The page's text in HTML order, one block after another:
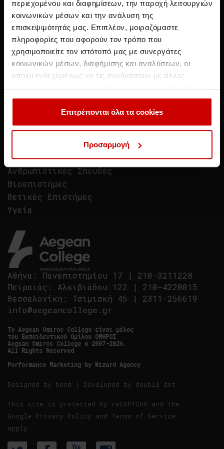
περιεχομένου και διαφημίσεων, την παροχή λειτουργιών
κοινωνικών μέσων και την ανάλυση της
επισκεψιμότητάς μας. Επιπλέον, μοιραζόμαστε
πληροφορίες που αφορούν τον τρόπο που
χρησιμοποιείτε τον ιστότοπό μας με συνεργάτες
κοινωνικών μέσων, διαφήμισης και αναλύσεων, οι
οποίοι ενδεχομένως να τις συνδυάσουν με άλλες
έχουν συλλέξει σε σχέση με την από μέρους σας χρήση
των υπηρεσιών τους.Επιτρέπονται όλα τα cookies
Προσαρμογή
Αθήνα : Πανεπιστημίου 17 | 210-3211228
Πειραιάς : Αλκιβιάδου 122 | 210-4220015
Θεσσαλονίκη : Τσιμισκή 45 | 2311-256619
info@aegeancollege.gr
Tο Aegean Omiros College είναι μέλος
του Εκπαιδευτικού Ομίλου ΟΜΗΡΟΣ
Aegean Omiros College © 2007-2026.
All Rights Reserved
Performance Marketing by Wizard Agency
Designed by bend | Developed by double dot
This site is protected by reCAPTCHA and the
Google Privacy Policy and Terms of Service
apply.
Σχολές
Διοίκηση Επιχειρήσεων
Πληροφορική & Νέες Τεχνολογίες
Τουρισμός
Ανθρωπιστικές Σπουδές
Βιοεπιστήμες
Θετικές Επιστήμες
Υγεία